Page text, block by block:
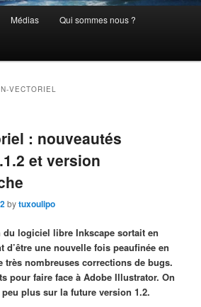
Médias Qui sommes nous ?
VECTORIEL
: nouveautés
et version
bytuxoulipo
du logiciel libre Inkscape sortait en
d’être une nouvelle fois peaufinée en
très nombreuses corrections de bugs.
pour faire face à Adobe Illustrator. On
plus sur la future version 1.2.